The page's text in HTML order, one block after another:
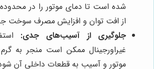
شده است تا دمای موتور را در
از افت توان و افزایش مصرف سوخت
جلوگیری از آسیب‌های جدی:
غیراورجینال ممکن است منجر به
موتور و آسیب به قطعات داخلی آن